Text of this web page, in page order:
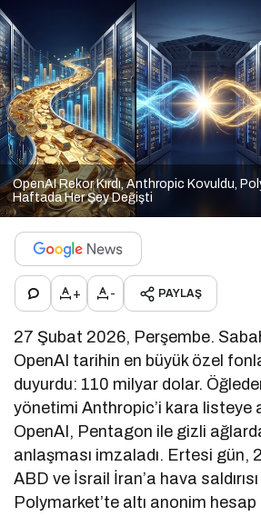
OpenAI Rekor Kırdı, Anthropic Kovuldu,
Haftada Her Şey Değişti
+ - PAYLAŞ
27 Şubat 2026, Perşembe.
OpenAI tarihin en büyük özel
duyurdu: 110 milyar dolar.
yönetimi Anthropic’i kara listeye
OpenAI, Pentagon ile gizli
anlaşması imzaladı. Ertesi gün,
ABD ve İsrail İran’a hava
Polymarket’te altı anonim